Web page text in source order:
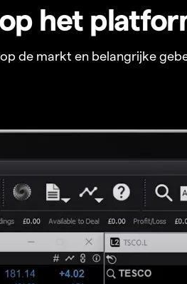
het
de markt en belangrijke